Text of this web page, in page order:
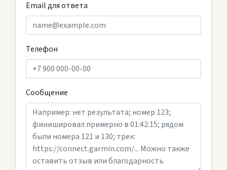
Email для ответа
Телефон
Сообщение